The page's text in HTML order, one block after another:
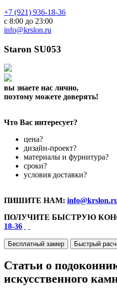
+7 (921) 936-18-36
с 8:00 до 23:00
info@krslon.ru
Staron SU053
вы знаете нас лично,
поэтому можете доверять!
Что Вас интересует?
цена?
дизайн-проект?
материалы и фурнитура?
сроки?
условия доставки?
ПИШИТЕ НАМ:
ПОЛУЧИТЕ БЫСТРУЮ
18-36
Бесплатный замер Быстрый
Статьи о
искусственного